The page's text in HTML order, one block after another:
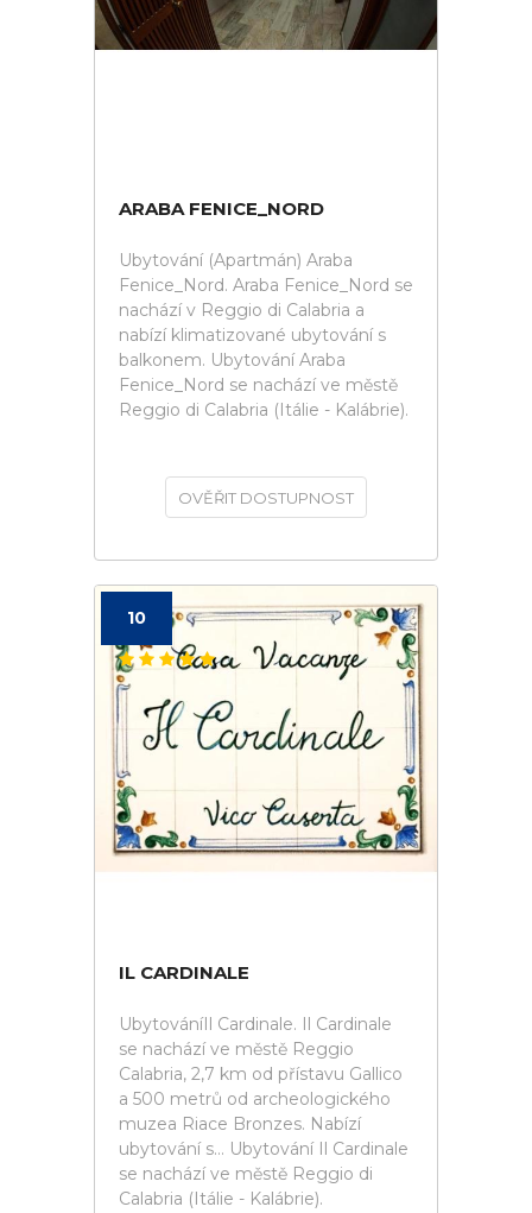
ARABA FENICE_NORD
Ubytování (Apartmán) Araba
Fenice_Nord. Araba Fenice_Nord se
nachází v Reggio di Calabria a
nabízí klimatizované ubytování s
balkonem. Ubytování Araba
Fenice_Nord se nachází ve městě
Reggio di Calabria (Itálie - Kalábrie).
OVĚŘIT DOSTUPNOST
10
IL CARDINALE
UbytováníIl Cardinale. Il Cardinale
se nachází ve městě Reggio
Calabria, 2,7 km od přístavu Gallico
a 500 metrů od archeologického
muzea Riace Bronzes. Nabízí
ubytování s... Ubytování Il Cardinale
se nachází ve městě Reggio di
Calabria (Itálie - Kalábrie).